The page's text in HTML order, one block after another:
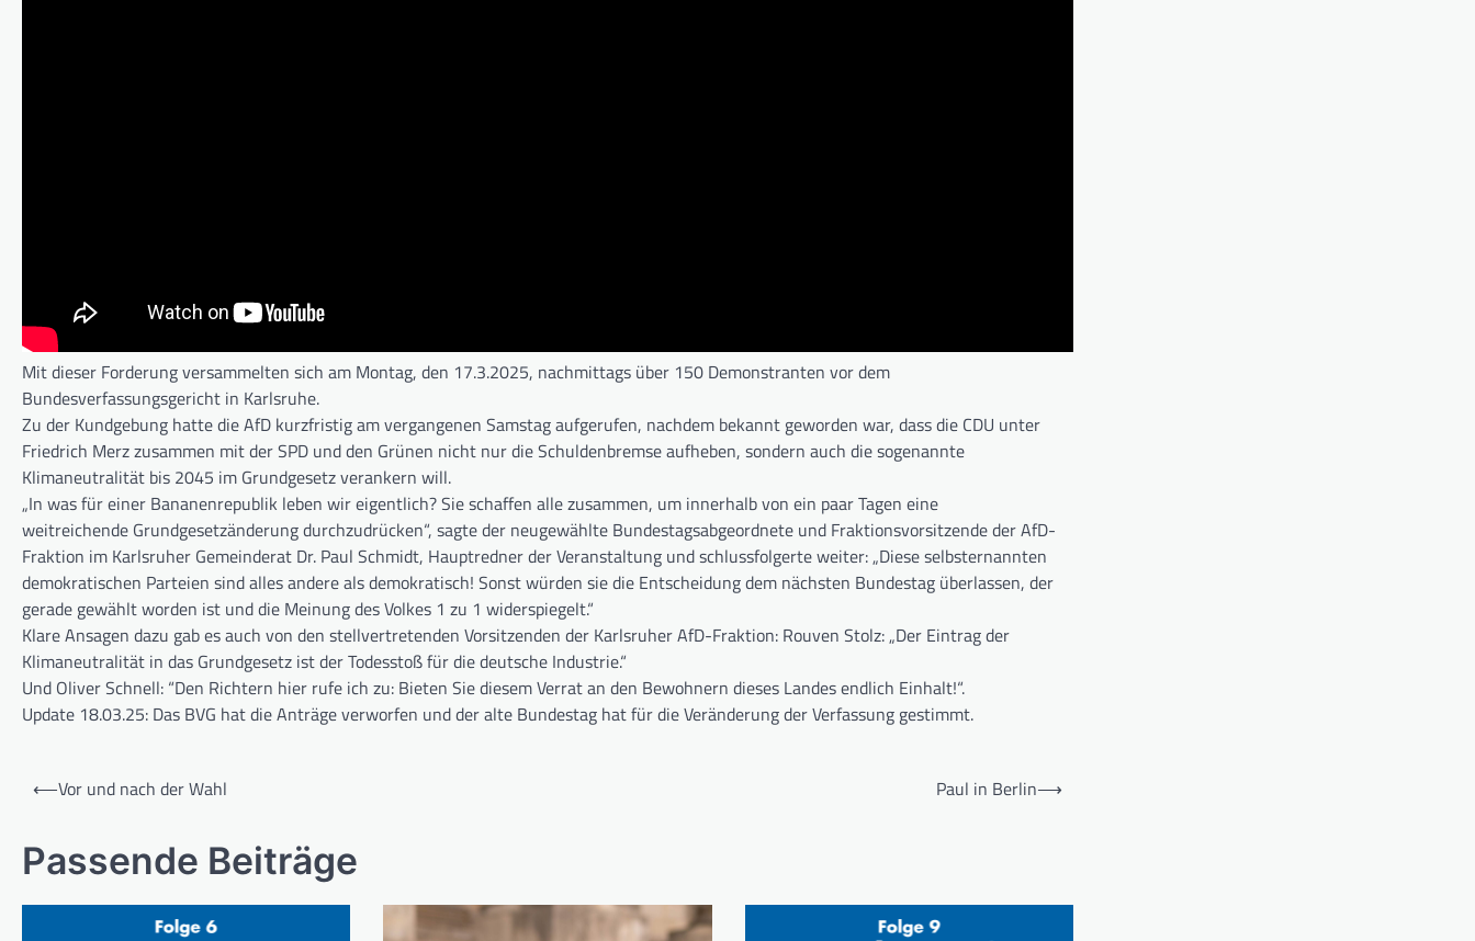
Mit dieser Forderung versammelten sich am Montag, den 17.3.2025, nachmittags über 150 Demonstranten vor dem
Bundesverfassungsgericht in Karlsruhe.
Zu der Kundgebung hatte die AfD kurzfristig am vergangenen Samstag aufgerufen, nachdem bekannt geworden war, dass die CDU unter
Friedrich Merz zusammen mit der SPD und den Grünen nicht nur die Schuldenbremse aufheben, sondern auch die sogenannte
Klimaneutralität bis 2045 im Grundgesetz verankern will.
„In was für einer Bananenrepublik leben wir eigentlich? Sie schaffen alle zusammen, um innerhalb von ein paar Tagen eine
weitreichende Grundgesetzänderung durchzudrücken“, sagte der neugewählte Bundestagsabgeordnete und Fraktionsvorsitzende der AfD-
Fraktion im Karlsruher Gemeinderat Dr. Paul Schmidt, Hauptredner der Veranstaltung und schlussfolgerte weiter: „Diese selbsternannten
demokratischen Parteien sind alles andere als demokratisch! Sonst würden sie die Entscheidung dem nächsten Bundestag überlassen, der
gerade gewählt worden ist und die Meinung des Volkes 1 zu 1 widerspiegelt.“
Klare Ansagen dazu gab es auch von den stellvertretenden Vorsitzenden der Karlsruher AfD-Fraktion: Rouven Stolz: „Der Eintrag der
Klimaneutralität in das Grundgesetz ist der Todesstoß für die deutsche Industrie.“
Und Oliver Schnell: “Den Richtern hier rufe ich zu: Bieten Sie diesem Verrat an den Bewohnern dieses Landes endlich Einhalt!“.
Update 18.03.25: Das BVG hat die Anträge verworfen und der alte Bundestag hat für die Veränderung der Verfassung gestimmt.
Beitragsnavigation
⟵Vor und nach der Wahl Paul in Berlin⟶
Passende Beiträge